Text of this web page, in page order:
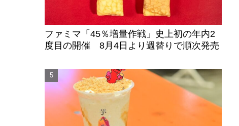
ファミマ「45％増量作戦」史上初の年内2
度目の開催 8月4日より週替りで順次発売